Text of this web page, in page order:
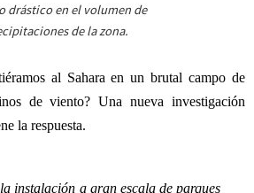
drástico en el volumen de
de la zona.
al Sahara en un brutal campo de
de viento? Una nueva investigación
la respuesta.
instalación a gran escala de parques